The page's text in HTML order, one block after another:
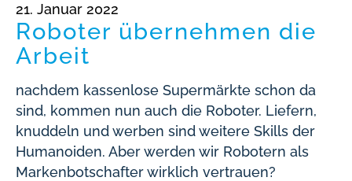
21. Januar 2022
Roboter übernehmen die
Arbeit
nachdem kassenlose Supermärkte schon da
sind, kommen nun auch die Roboter. Liefern,
knuddeln und werben sind weitere Skills der
Humanoiden. Aber werden wir Robotern als
Markenbotschafter wirklich vertrauen?